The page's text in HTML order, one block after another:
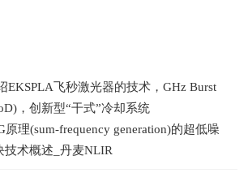
EKSPLA飞秒激光器的技术，GHz Burst
，创新型“干式”冷却系统
原理(sum-frequency generation)的超低噪
技术概述_丹麦NLIR